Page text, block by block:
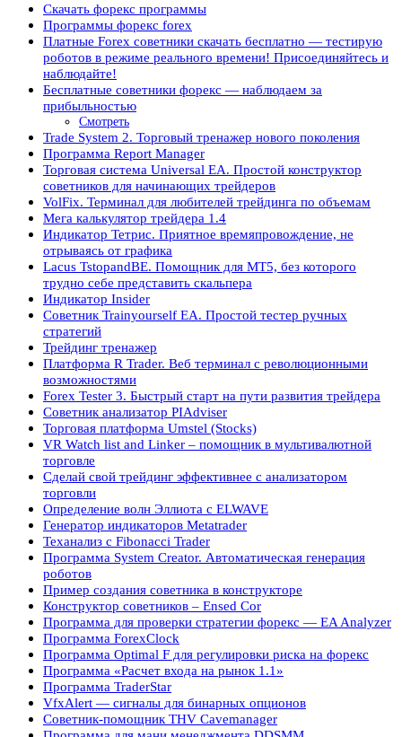
Скачать форекс программы
Программы форекс forex
Платные Forex советники скачать бесплатно — тестирую
роботов в режиме реального времени! Присоединяйтесь и
наблюдайте!
Бесплатные советники форекс — наблюдаем за
прибыльностью
Смотреть
Trade System 2. Торговый тренажер нового поколения
Программа Report Manager
Торговая система Universal EA. Простой конструктор
советников для начинающих трейдеров
VolFix. Терминал для любителей трейдинга по объемам
Мега калькулятор трейдера 1.4
Индикатор Тетрис. Приятное времяпровождение, не
отрываясь от графика
Lacus TstopandBE. Помощник для МТ5, без которого
трудно себе представить скальпера
Индикатор Insider
Советник Trainyourself EA. Простой тестер ручных
стратегий
Трейдинг тренажер
Платформа R Trader. Веб терминал с революционными
возможностями
Forex Tester 3. Быстрый старт на пути развития трейдера
Советник анализатор PIAdviser
Торговая платформа Umstel (Stocks)
VR Watch list and Linker – помощник в мультивалютной
торговле
Сделай свой трейдинг эффективнее с анализатором
торговли
Определение волн Эллиота с ELWAVE
Генератор индикаторов Metatrader
Теханализ с Fibonacci Trader
Программа System Creator. Автоматическая генерация
роботов
Пример создания советника в конструкторе
Конструктор советников – Ensed Cor
Программа для проверки стратегии форекс — EA Analyzer
Программа ForexClock
Программа Optimal F для регулировки риска на форекс
Программа «Расчет входа на рынок 1.1»
Программа TraderStar
VfxAlert — сигналы для бинарных опционов
Советник-помощник THV Cavemanager